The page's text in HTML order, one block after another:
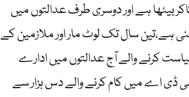
بیٹھا ہے اور دوسری طرف عدالتوں میں
ہے،تین سال تک لوٹ مار اور ملازمین کے
کرنے والے آج عدالتوں میں ادارے
سی ڈی اے میں کام کرنے والے دس ہزار سے